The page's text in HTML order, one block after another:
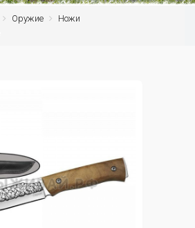
Оружие
Ножи